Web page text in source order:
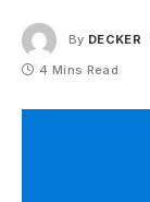
By DECKER
4 Mins Read